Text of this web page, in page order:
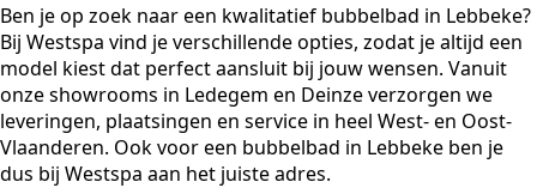
Ben je op zoek naar een kwalitatief bubbelbad in Lebbeke?
Bij Westspa vind je verschillende opties, zodat je altijd een
model kiest dat perfect aansluit bij jouw wensen. Vanuit
onze showrooms in Ledegem en Deinze verzorgen we
leveringen, plaatsingen en service in heel West- en Oost-
Vlaanderen. Ook voor een bubbelbad in Lebbeke ben je
dus bij Westspa aan het juiste adres.